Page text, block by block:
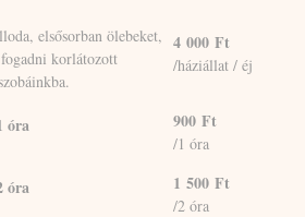
elsősorban ölebeket,
korlátozott
4 000 Ft
/háziállat / éj
óra 900 Ft
/1 óra
óra 1 500 Ft
/2 óra